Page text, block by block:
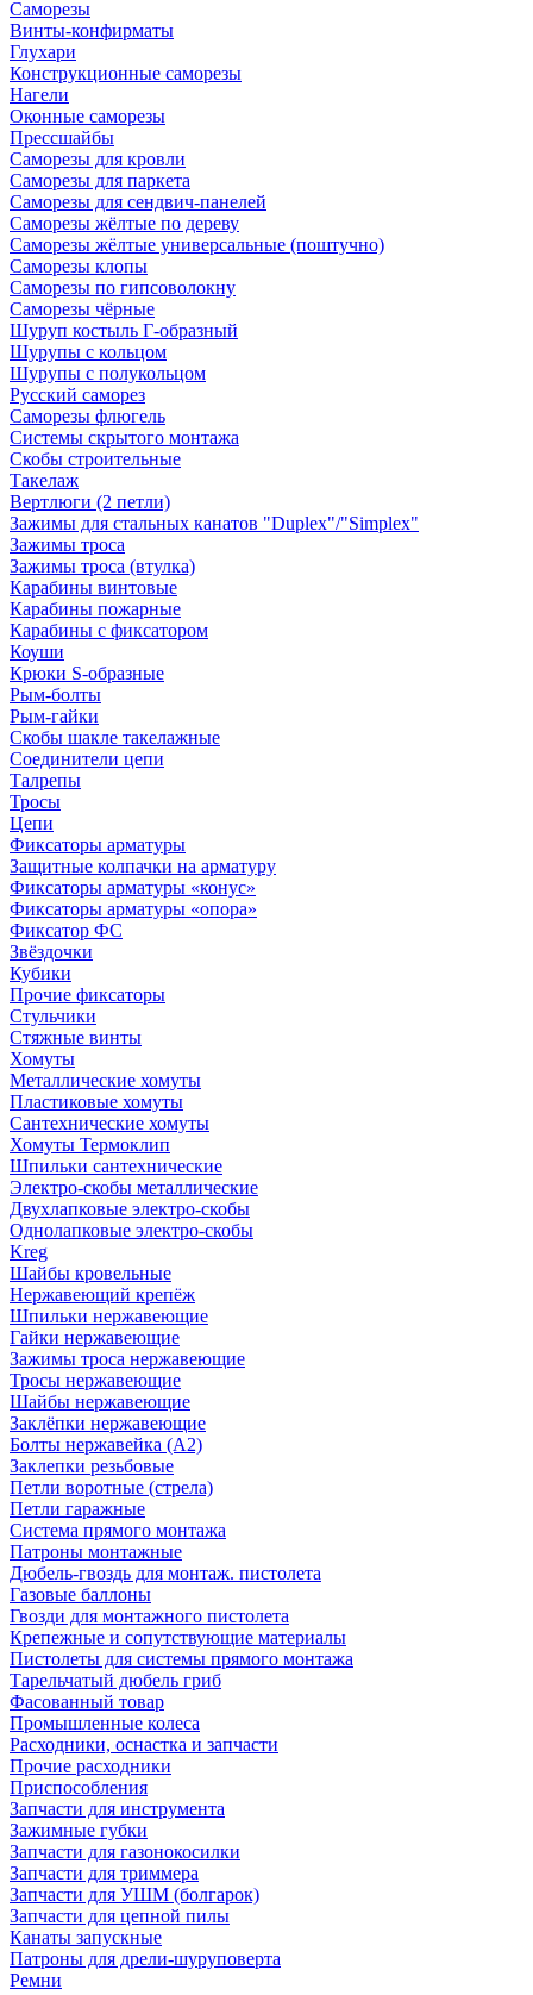
Саморезы
Винты-конфирматы
Глухари
Конструкционные саморезы
Нагели
Оконные саморезы
Прессшайбы
Саморезы для кровли
Саморезы для паркета
Саморезы для сендвич-панелей
Саморезы жёлтые по дереву
Саморезы жёлтые универсальные (поштучно)
Саморезы клопы
Саморезы по гипсоволокну
Саморезы чёрные
Шуруп костыль Г-образный
Шурупы с кольцом
Шурупы с полукольцом
Русский саморез
Саморезы флюгель
Системы скрытого монтажа
Скобы строительные
Такелаж
Вертлюги (2 петли)
Зажимы для стальных канатов "Duplex"/"Simplex"
Зажимы троса
Зажимы троса (втулка)
Карабины винтовые
Карабины пожарные
Карабины с фиксатором
Коуши
Крюки S-образные
Рым-болты
Рым-гайки
Скобы шакле такелажные
Соединители цепи
Талрепы
Тросы
Цепи
Фиксаторы арматуры
Защитные колпачки на арматуру
Фиксаторы арматуры «конус»
Фиксаторы арматуры «опора»
Фиксатор ФС
Звёздочки
Кубики
Прочие фиксаторы
Стульчики
Стяжные винты
Хомуты
Металлические хомуты
Пластиковые хомуты
Сантехнические хомуты
Хомуты Термоклип
Шпильки сантехнические
Электро-скобы металлические
Двухлапковые электро-скобы
Однолапковые электро-скобы
Kreg
Шайбы кровельные
Нержавеющий крепёж
Шпильки нержавеющие
Гайки нержавеющие
Зажимы троса нержавеющие
Тросы нержавеющие
Шайбы нержавеющие
Заклёпки нержавеющие
Болты нержавейка (А2)
Заклепки резьбовые
Петли воротные (стрела)
Петли гаражные
Система прямого монтажа
Патроны монтажные
Дюбель-гвоздь для монтаж. пистолета
Газовые баллоны
Гвозди для монтажного пистолета
Крепежные и сопутствующие материалы
Пистолеты для системы прямого монтажа
Тарельчатый дюбель гриб
Фасованный товар
Промышленные колеса
Расходники, оснастка и запчасти
Прочие расходники
Приспособления
Запчасти для инструмента
Зажимные губки
Запчасти для газонокосилки
Запчасти для триммера
Запчасти для УШМ (болгарок)
Запчасти для цепной пилы
Канаты запускные
Патроны для дрели-шуруповерта
Ремни